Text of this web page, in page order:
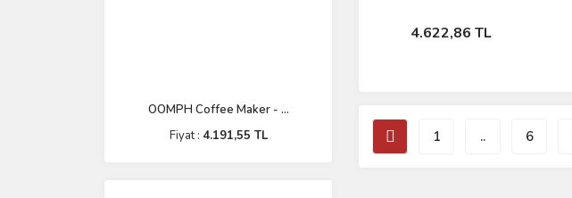
OOMPH Coffee Maker - ...
Fiyat : 4.191,55 TL
4.622,86 TL
Stokta Yok
1 .. 6